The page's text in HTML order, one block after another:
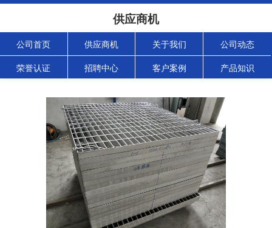
供应商机
公司首页 供应商机 关于我们 公司动态
荣誉认证 招聘中心 客户案例 产品知识